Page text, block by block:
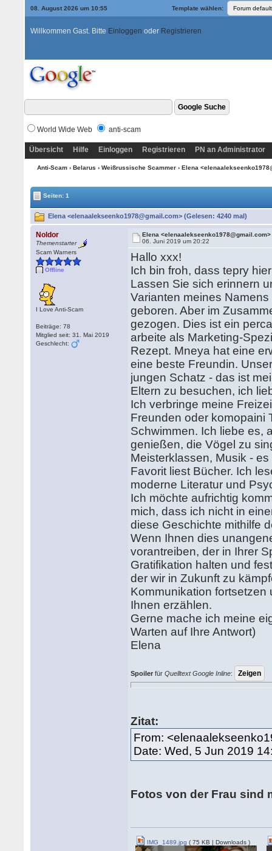
08. August 2026 um 10:55 Template wählen:
Willkommen Gast. Bitte Einloggen oder Registrieren
World Wide Web anti-scam
Übersicht Hilfe Einloggen Registrieren PN an Administrator
Anti-Scam› Belarus › Weißrussische Scammer› Elena
Seiten: 1
Elena <elenaalekseenko1978@gmail.com> (Gelesen: 4240 mal)
Noldor
Themenstarter
Scam Warners
Offline
I Love Anti-Scam
Beiträge: 78
Mitglied seit: 31. Mai 2019
Geschlecht:
Elena <elenaalekseenko1978@gmail.com>
06. Juni 2019 um 20:22
Hallo xxx!
Ich bin froh, dass tepry
Lassen Sie sich erinnern
Varianten meines
geboren. Aber im
gezogen. Dies ist ein
arbeite als Marketing-
Rezept. Mneya hat eine
eine beste Freundin.
jungen Schatz - das ist
Eltern zu besuchen, ich
Ich verbringe meine
Freunden oder komopaini
Schwimmen. Ich liebe es,
genießen, die Vögel zu
Meisterklassen, Musik -
Favorit liest Bücher. Ich
moderne Literatur und
Ich möchte aufrichtig
mich, dass ich nicht in
diese Geschichte mithilfe
Wenn Ihnen dies
vorantreiben, der in Ihrer
Gratifikation halten und
der wir in Zukunft zu
Kommunikation
Ihnen erzählen.
Gerne mache ich meine
Warten auf Ihre Antwort)
Elena
Spoiler fürQuelltext Google Inline:
Zitat:
From:
Date: Wed, 5 Jun 2019
Fotos von der Frau sind
IMG_1489.jpg ( 75 KB | Downloads )